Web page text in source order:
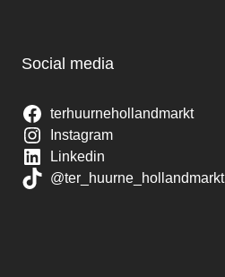
Social media
terhuurnehollandmarkt
Instagram
Linkedin
@ter_huurne_hollandmarkt